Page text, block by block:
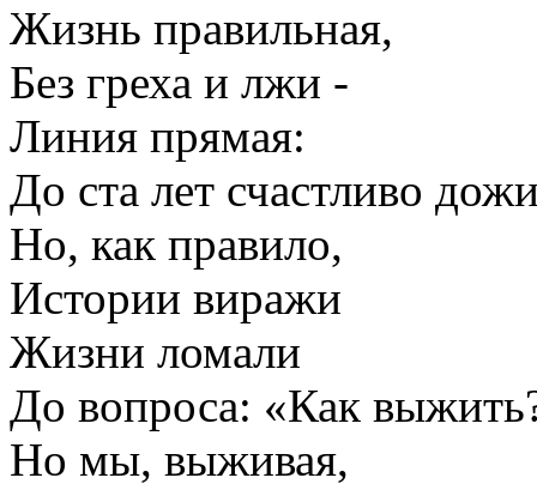
Жизнь правильная,
Без греха и лжи -
Линия прямая:
До ста лет счастливо
Но, как правило,
Истории виражи
Жизни ломали
До вопроса: «Как
Но мы, выживая,